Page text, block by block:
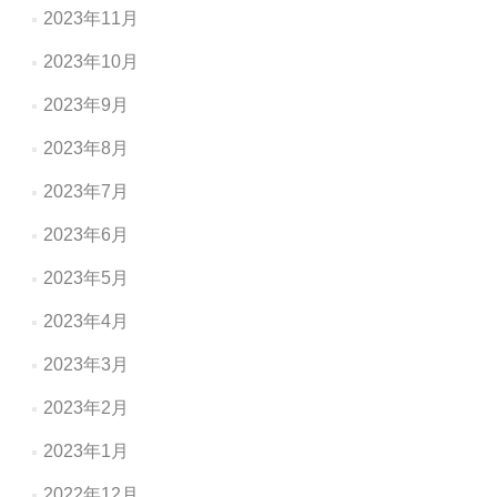
2023年11月
2023年10月
2023年9月
2023年8月
2023年7月
2023年6月
2023年5月
2023年4月
2023年3月
2023年2月
2023年1月